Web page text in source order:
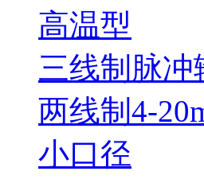
高温型
三线制脉冲
两线制4-
小口径